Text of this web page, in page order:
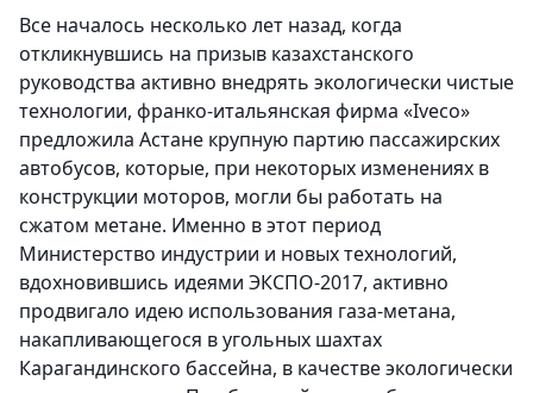
Все началось несколько лет назад, когда
откликнувшись на призыв казахстанского
руководства активно внедрять экологически чистые
технологии, франко-итальянская фирма «Iveco»
предложила Астане крупную партию пассажирских
автобусов, которые, при некоторых изменениях в
конструкции моторов, могли бы работать на
сжатом метане. Именно в этот период
Министерство индустрии и новых технологий,
вдохновившись идеями ЭКСПО-2017, активно
продвигало идею использования газа-метана,
накапливающегося в угольных шахтах
Карагандинского бассейна, в качестве экологически